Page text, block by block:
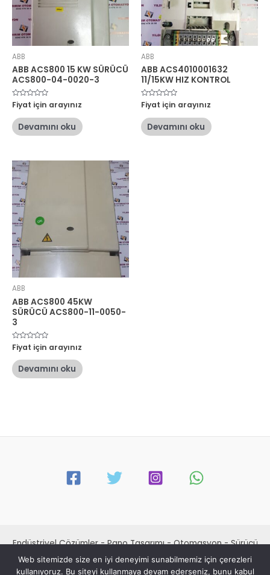
ABB
ABB ACS800 15 KW SÜRÜCÜ
ACS800-04-0020-3
5
üzerinden
oy
aldı
Fiyat için arayınız
Devamını oku
ABB
ABB ACS4010001632
11/15KW HIZ KONTROL
5
üzerinden
oy
aldı
Fiyat için arayınız
Devamını oku
ABB
ABB ACS800 45KW
SÜRÜCÜ ACS800-11-0050-
3
5
üzerinden
oy
aldı
Fiyat için arayınız
Devamını oku
Endüstriyel Çözümler - Pano Tasarımı - Otomasyon - Sürücü
Bakım Onarım Revizyon - Makine Revizyonu - Sürücü Satışı
Web sitemizde size en iyi deneyimi sunabilmemiz için çerezleri
kullanıyoruz. Bu siteyi kullanmaya devam ederseniz, bunu kabul